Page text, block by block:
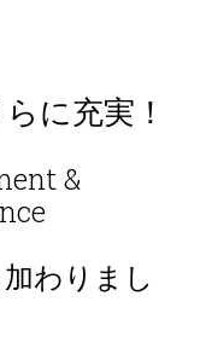
に充実！
&
わりまし